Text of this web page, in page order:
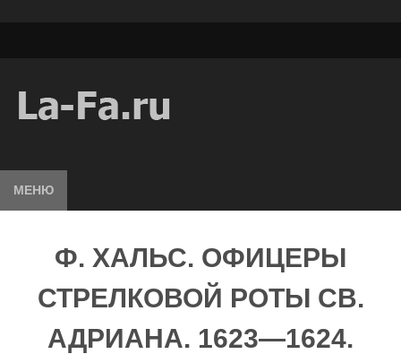
МЕНЮ
Ф. XАЛЬС. ОФИЦЕРЫ
СТРЕЛКОВОЙ РОТЫ СВ.
АДРИАНА. 1623—1624.